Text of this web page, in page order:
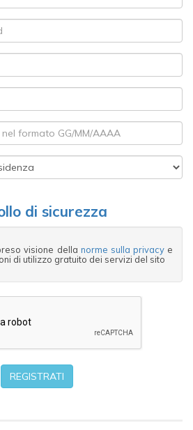
GG/MM/AAAA
di sicurezza
visione della norme sulla privacye
di utilizzo gratuito dei servizi del sito
REGISTRATI